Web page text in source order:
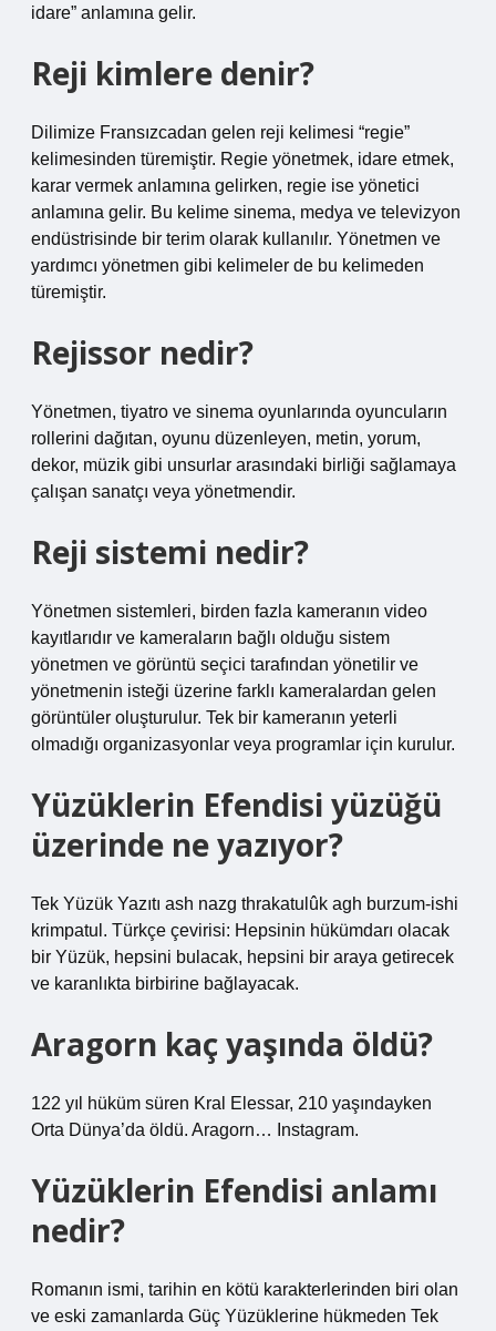
idare” anlamına gelir.
Reji kimlere denir?
Dilimize Fransızcadan gelen reji kelimesi “regie”
kelimesinden türemiştir. Regie yönetmek, idare etmek,
karar vermek anlamına gelirken, regie ise yönetici
anlamına gelir. Bu kelime sinema, medya ve televizyon
endüstrisinde bir terim olarak kullanılır. Yönetmen ve
yardımcı yönetmen gibi kelimeler de bu kelimeden
türemiştir.
Rejissor nedir?
Yönetmen, tiyatro ve sinema oyunlarında oyuncuların
rollerini dağıtan, oyunu düzenleyen, metin, yorum,
dekor, müzik gibi unsurlar arasındaki birliği sağlamaya
çalışan sanatçı veya yönetmendir.
Reji sistemi nedir?
Yönetmen sistemleri, birden fazla kameranın video
kayıtlarıdır ve kameraların bağlı olduğu sistem
yönetmen ve görüntü seçici tarafından yönetilir ve
yönetmenin isteği üzerine farklı kameralardan gelen
görüntüler oluşturulur. Tek bir kameranın yeterli
olmadığı organizasyonlar veya programlar için kurulur.
Yüzüklerin Efendisi yüzüğü
üzerinde ne yazıyor?
Tek Yüzük Yazıtı ash nazg thrakatulûk agh burzum-ishi
krimpatul. Türkçe çevirisi: Hepsinin hükümdarı olacak
bir Yüzük, hepsini bulacak, hepsini bir araya getirecek
ve karanlıkta birbirine bağlayacak.
Aragorn kaç yaşında öldü?
122 yıl hüküm süren Kral Elessar, 210 yaşındayken
Orta Dünya’da öldü. Aragorn… Instagram.
Yüzüklerin Efendisi anlamı
nedir?
Romanın ismi, tarihin en kötü karakterlerinden biri olan
ve eski zamanlarda Güç Yüzüklerine hükmeden Tek